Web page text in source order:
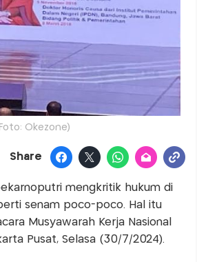
Okezone)
Share
mengkritik hukum di
senam poco-poco. Hal itu
Musyawarah Kerja Nasional
Pusat, Selasa (30/7/2024).